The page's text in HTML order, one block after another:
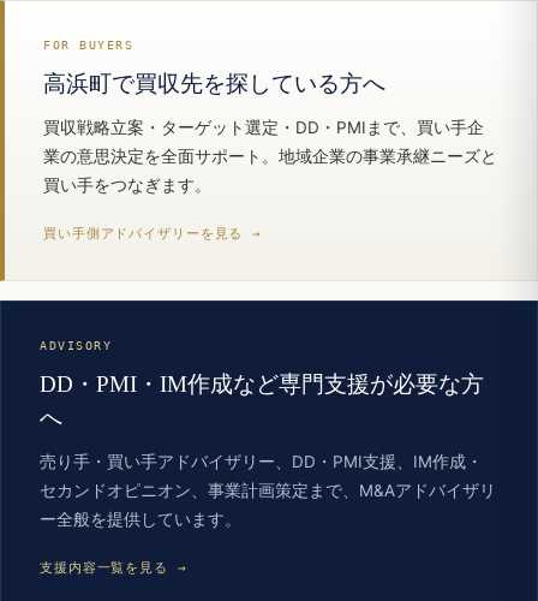
FOR BUYERS
高浜町で買収先を探している方へ
買収戦略立案・ターゲット選定・DD・PMIまで、買い手企
業の意思決定を全面サポート。地域企業の事業承継ニーズと
買い手をつなぎます。
買い手側アドバイザリーを見る →
ADVISORY
DD・PMI・IM作成など専門支援が必要な方
へ
売り手・買い手アドバイザリー、DD・PMI支援、IM作成・
セカンドオピニオン、事業計画策定まで、M&Aアドバイザリ
ー全般を提供しています。
支援内容一覧を見る →